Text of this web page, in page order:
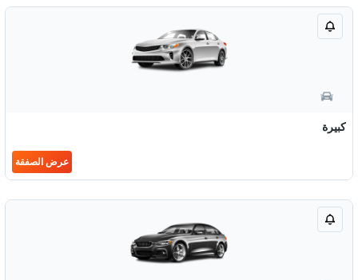
كبيرة
عرض الصفقة